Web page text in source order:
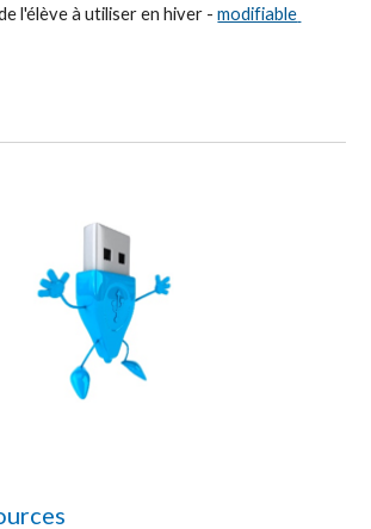
l'élève à utiliser en hiver - modifiable